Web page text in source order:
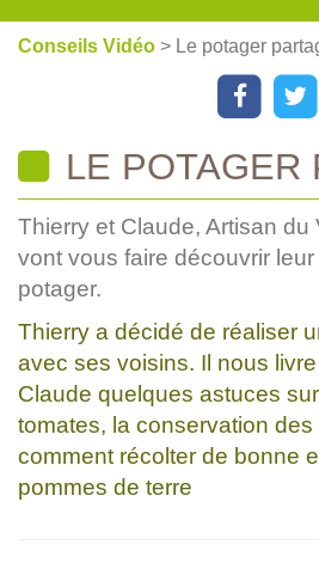
Conseils Vidéo > Le potager
LE POTAGER
Thierry et Claude, Artisan du
vont vous faire découvrir
potager.
Thierry a décidé de réaliser
avec ses voisins. Il nous
Claude quelques astuces
tomates, la conservation
comment récolter de bonne
pommes de terre